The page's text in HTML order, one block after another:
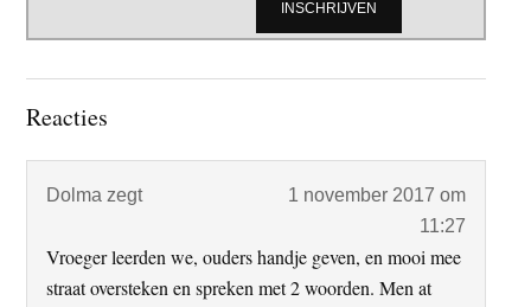
Lees
Reacties
Dolma zegt
1 november 2017 om
11:27
Vroeger leerden we, ouders handje geven, en mooi mee
straat oversteken en spreken met 2 woorden. Men at